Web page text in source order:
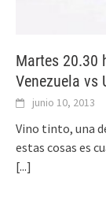
Martes 20.30
Venezuela vs
junio 10, 2013
Vino tinto, una
estas cosas es
[...]